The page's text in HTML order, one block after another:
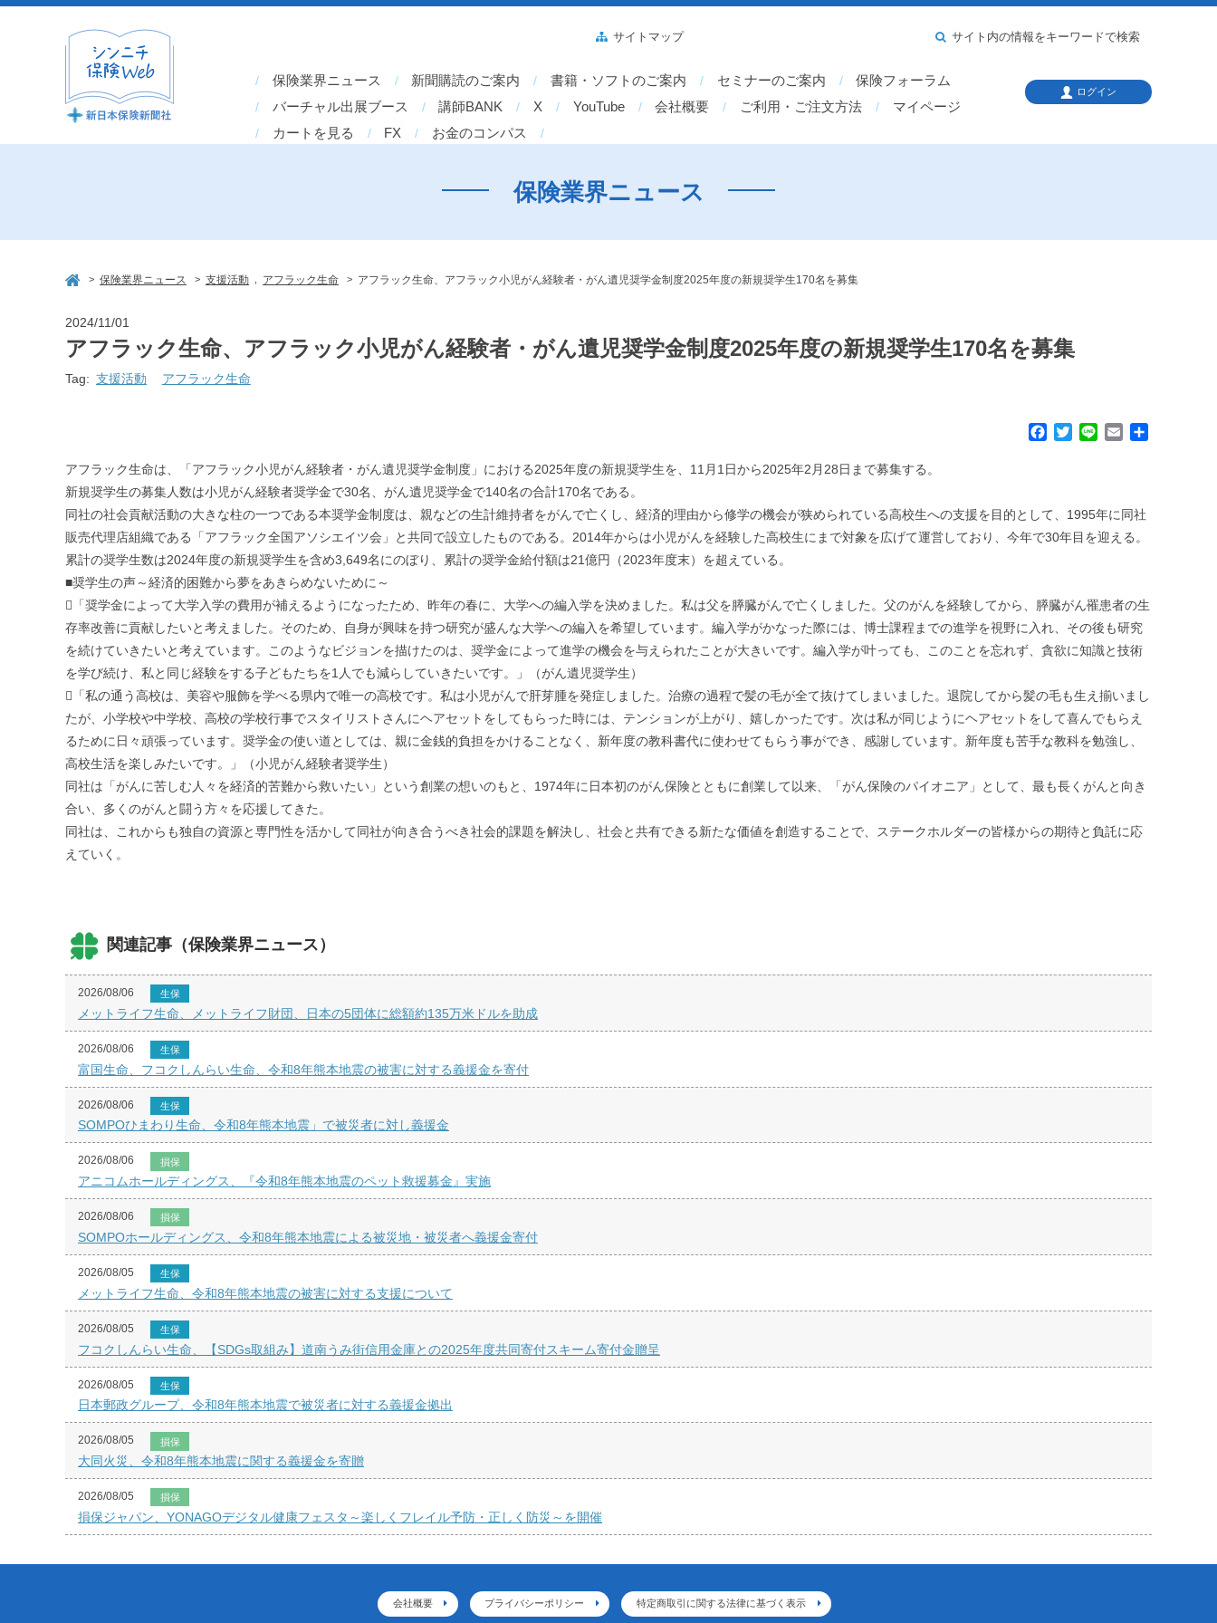
保険業界ニュース 新聞購読のご案内 書籍・ソフトのご案内 セミナーのご案内
保険フォーラム
バーチャル出展ブース
講師BANK X YouTube 会社概要 ご利用・ご注文方法
マイページ
カートを見る
FX お金のコンパス
サイトマップ サイト内の情報をキーワードで検索
ログイン
保険業界ニュース
> 保険業界ニュース > 支援活動 アフラック生命 > アフラック生命、アフラック小児がん経験者・がん遺児奨学金制度2025年度の新規奨学生170名を募集
2024/11/01
アフラック生命、アフラック小児がん経験者・がん遺児奨学金制度2025年度の新規奨学生170名を募集
Tag: 支援活動 アフラック生命
o
o
e
r
アフラック生命は、「アフラック小児がん経験者・がん遺児奨学金制度」における2025年度の新規奨学生を、11月1日から2025年2月28日まで募集する。
新規奨学生の募集人数は小児がん経験者奨学金で30名、がん遺児奨学金で140名の合計170名である。
同社の社会貢献活動の大きな柱の一つである本奨学金制度は、親などの生計維持者をがんで亡くし、経済的理由から修学の機会が狭められている高校生への支援を目的として、1995年に同社
販売代理店組織である「アフラック全国アソシエイツ会」と共同で設立したものである。2014年からは小児がんを経験した高校生にまで対象を広げて運営しており、今年で30年目を迎える。
累計の奨学生数は2024年度の新規奨学生を含め3,649名にのぼり、累計の奨学金給付額は21億円（2023年度末）を超えている。
■奨学生の声～経済的困難から夢をあきらめないために～
「奨学金によって大学入学の費用が補えるようになったため、昨年の春に、大学への編入学を決めました。私は父を膵臓がんで亡くしました。父のがんを経験してから、膵臓がん罹患者の生
存率改善に貢献したいと考えました。そのため、自身が興味を持つ研究が盛んな大学への編入を希望しています。編入学がかなった際には、博士課程までの進学を視野に入れ、その後も研究
を続けていきたいと考えています。このようなビジョンを描けたのは、奨学金によって進学の機会を与えられたことが大きいです。編入学が叶っても、このことを忘れず、貪欲に知識と技術
を学び続け、私と同じ経験をする子どもたちを1人でも減らしていきたいです。」（がん遺児奨学生）
「私の通う高校は、美容や服飾を学べる県内で唯一の高校です。私は小児がんで肝芽腫を発症しました。治療の過程で髪の毛が全て抜けてしまいました。退院してから髪の毛も生え揃いまし
たが、小学校や中学校、高校の学校行事でスタイリストさんにヘアセットをしてもらった時には、テンションが上がり、嬉しかったです。次は私が同じようにヘアセットをして喜んでもらえ
るために日々頑張っています。奨学金の使い道としては、親に金銭的負担をかけることなく、新年度の教科書代に使わせてもらう事ができ、感謝しています。新年度も苦手な教科を勉強し、
高校生活を楽しみたいです。」（小児がん経験者奨学生）
同社は「がんに苦しむ人々を経済的苦難から救いたい」という創業の想いのもと、1974年に日本初のがん保険とともに創業して以来、「がん保険のパイオニア」として、最も長くがんと向き
合い、多くのがんと闘う方々を応援してきた。
同社は、これからも独自の資源と専門性を活かして同社が向き合うべき社会的課題を解決し、社会と共有できる新たな価値を創造することで、ステークホルダーの皆様からの期待と負託に応
えていく。
関連記事（保険業界ニュース）
2026/08/06 生保
メットライフ生命、メットライフ財団、日本の5団体に総額約135万米ドルを助成
2026/08/06 生保
富国生命、フコクしんらい生命、令和8年熊本地震の被害に対する義援金を寄付
2026/08/06 生保
SOMPOひまわり生命、令和8年熊本地震」で被災者に対し義援金
2026/08/06 損保
アニコムホールディングス、『令和8年熊本地震のペット救援募金』実施
2026/08/06 損保
SOMPOホールディングス、令和8年熊本地震による被災地・被災者へ義援金寄付
2026/08/05 生保
メットライフ生命、令和8年熊本地震の被害に対する支援について
2026/08/05 生保
フコクしんらい生命、【SDGs取組み】道南うみ街信用金庫との2025年度共同寄付スキーム寄付金贈呈
2026/08/05 生保
日本郵政グループ、令和8年熊本地震で被災者に対する義援金拠出
2026/08/05 損保
大同火災、令和8年熊本地震に関する義援金を寄贈
2026/08/05 損保
損保ジャパン、YONAGOデジタル健康フェスタ～楽しくフレイル予防・正しく防災～を開催
会社概要 プライバシーポリシー 特定商取引に関する法律に基づく表示